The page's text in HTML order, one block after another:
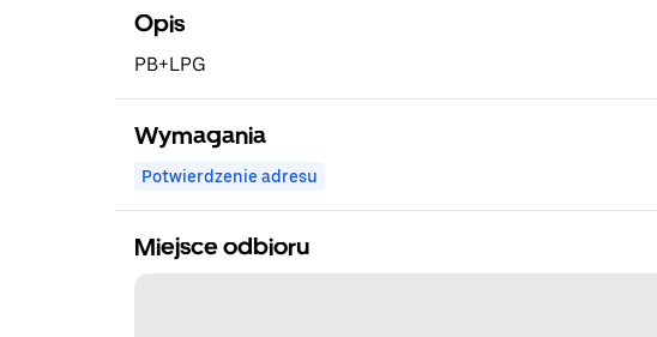
Opis
PB+LPG
Wymagania
Potwierdzenie adresu
Miejsce odbioru